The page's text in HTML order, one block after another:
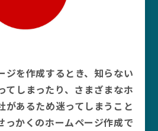
ジを作成するとき、知らない
てしまったり、さまざまなホ
があるため迷ってしまうこと
っかくのホームページ作成で